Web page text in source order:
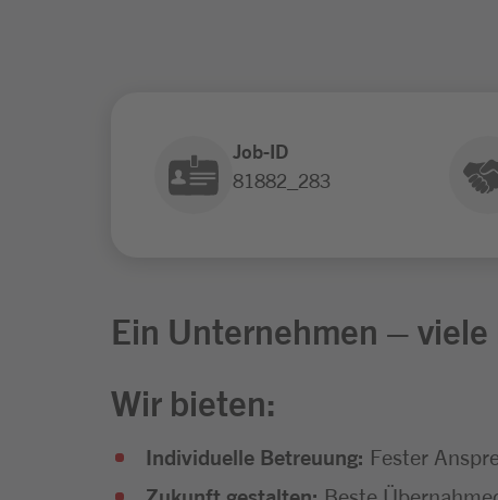
Job-ID
81882_283
Ein Unternehmen –
Wir bieten:
Individuelle Betreuung: Fester